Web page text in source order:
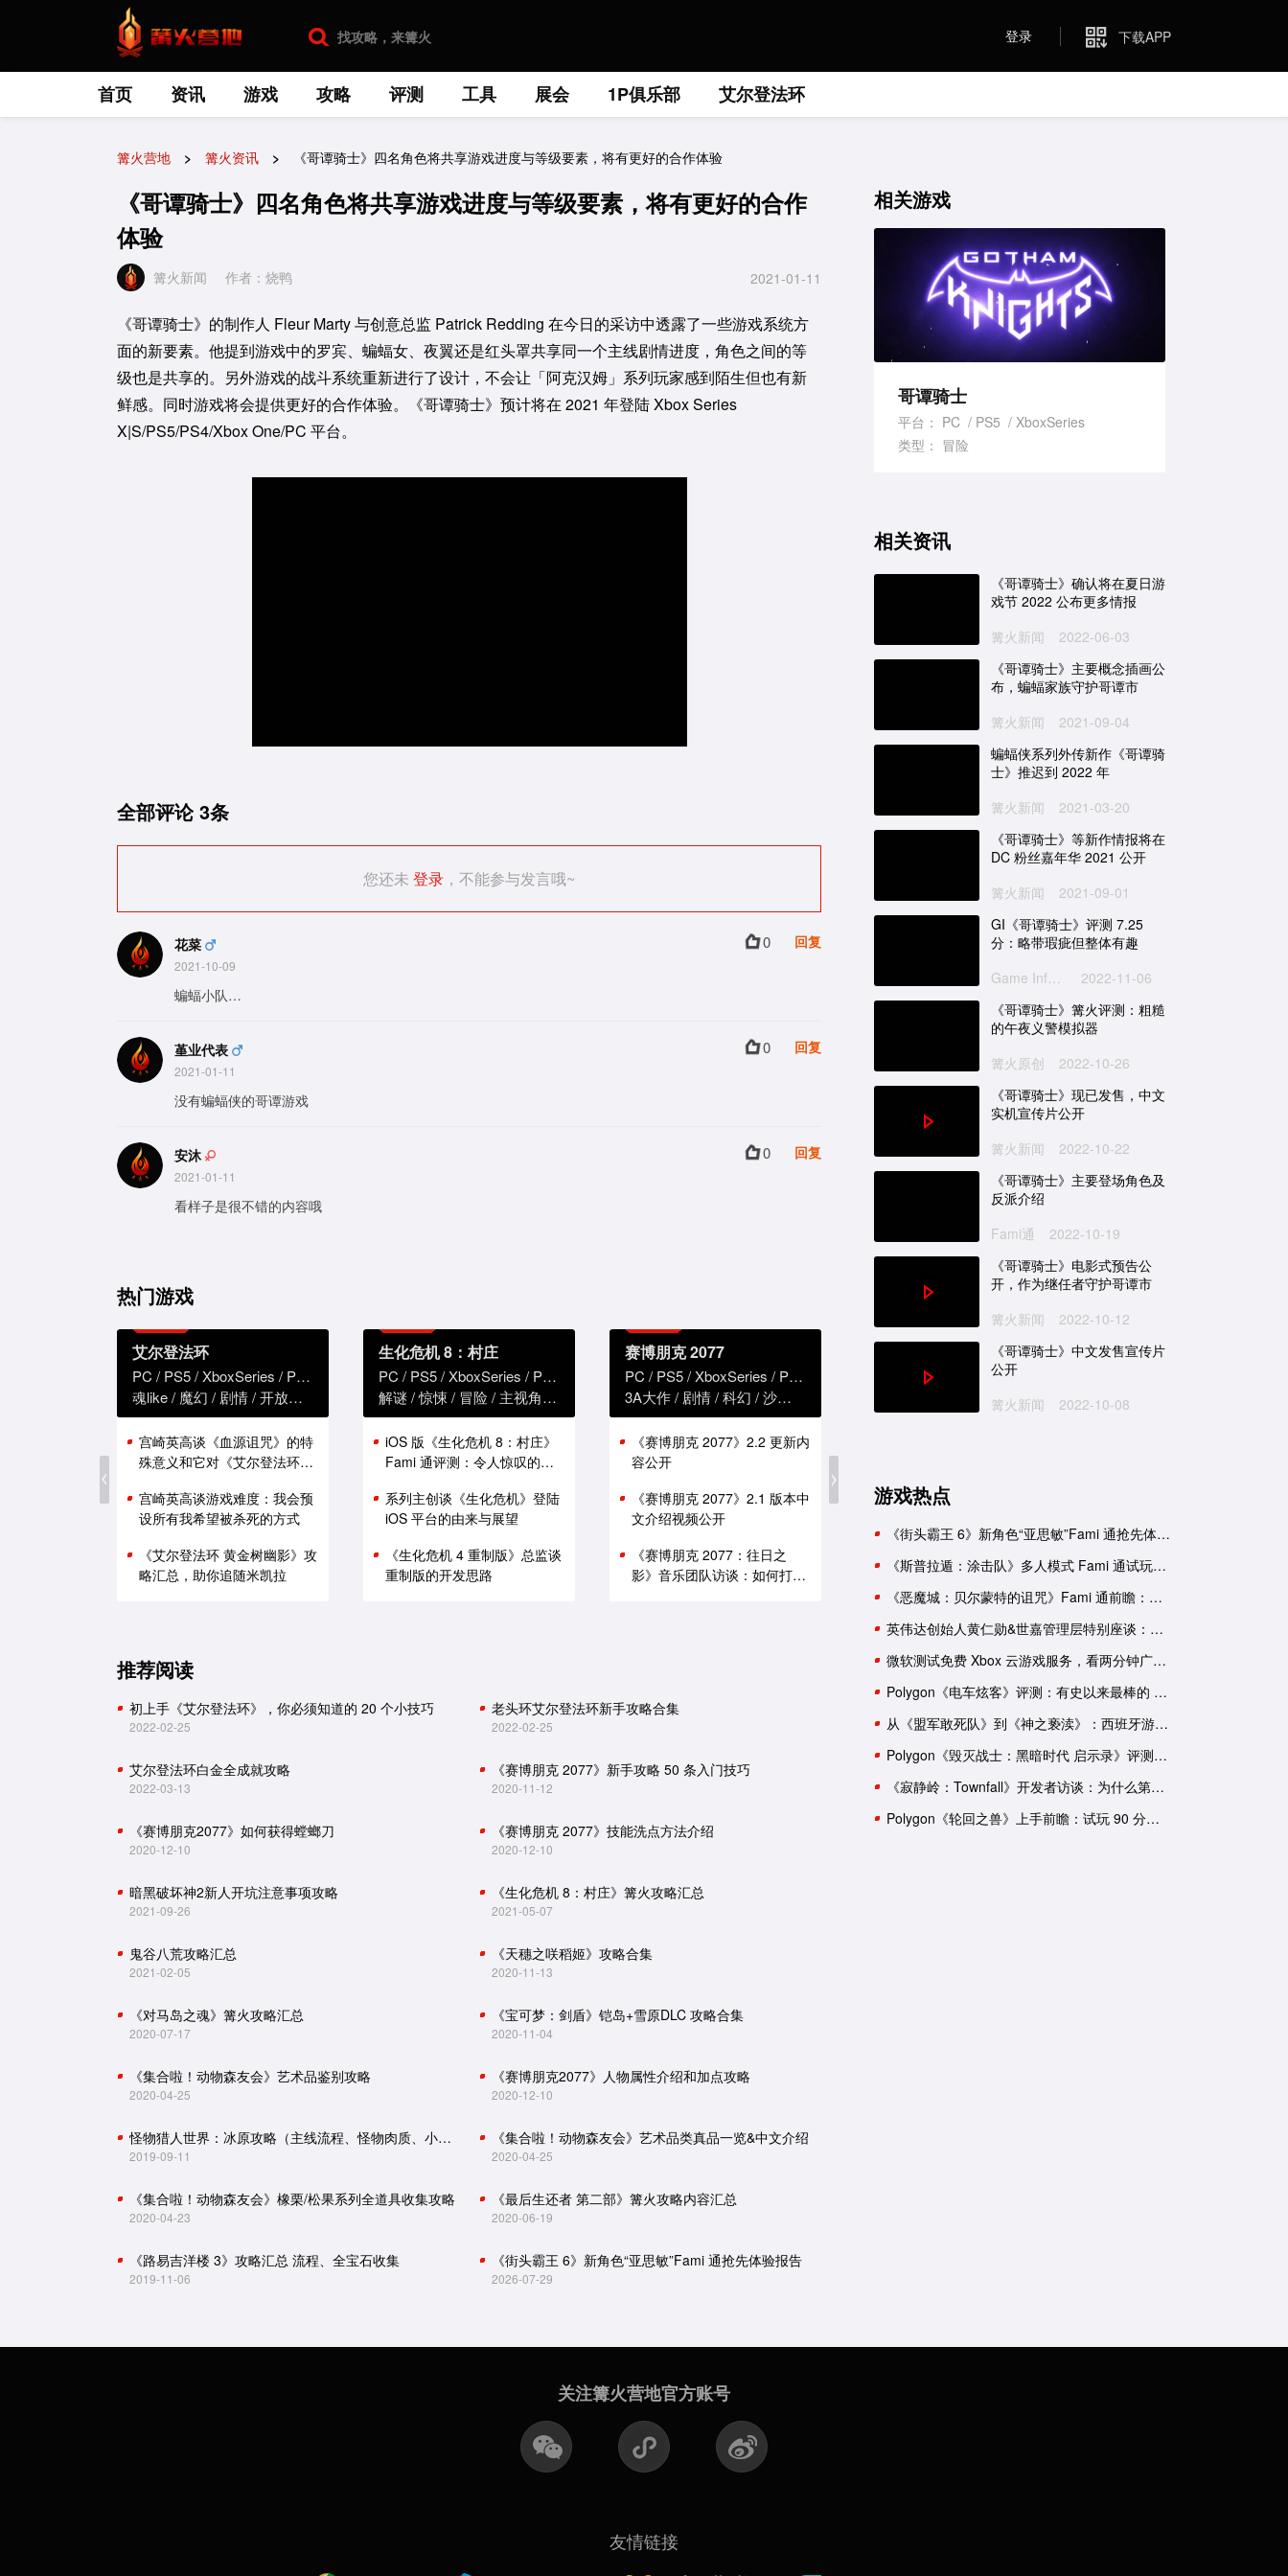
登录 下载APP
首页 资讯 游戏 攻略 评测 工具 展会 1P俱乐部 艾尔登法环
篝火营地 篝火资讯 《哥谭骑士》四名角色将共享游戏进度与等级要素，将有更好的合作体验
《哥谭骑士》四名角色将共享游戏进度与等级要素，将有更好的合作
体验
篝火新闻 作者：烧鸭 2021-01-11
《哥谭骑士》的制作人 Fleur Marty 与创意总监 Patrick Redding 在今日的采访中透露了一些游戏系统方
面的新要素。他提到游戏中的罗宾、蝙蝠女、夜翼还是红头罩共享同一个主线剧情进度，角色之间的等
级也是共享的。另外游戏的战斗系统重新进行了设计，不会让「阿克汉姆」系列玩家感到陌生但也有新
鲜感。同时游戏将会提供更好的合作体验。《哥谭骑士》预计将在 2021 年登陆 Xbox Series
X|S/PS5/PS4/Xbox One/PC 平台。
全部评论 3条
您还未 登录 ，不能参与发言哦~
花菜
2021-10-09
0 回复
蝙蝠小队…
堇业代表
2021-01-11
0 回复
没有蝙蝠侠的哥谭游戏
安沐
2021-01-11
0 回复
看样子是很不错的内容哦
热门游戏
艾尔登法环
PC PS5 XboxSeries PS4
XboxOne
魂like
魔幻 剧情 开放世界
宫崎英高谈《血源诅咒》的特
殊意义和它对《艾尔登法环》
宫崎英高谈游戏难度：我会预
设所有我希望被杀死的方式
《艾尔登法环 黄金树幽影》攻
略汇总，助你追随米凯拉
生化危机 8：村庄
PC PS5 XboxSeries PS4
XboxOne
解谜 惊悚 冒险 主视角 恐怖
iOS 版《生化危机 8：村庄》
Fami 通评测：令人惊叹的性
系列主创谈《生化危机》登陆
iOS 平台的由来与展望
《生化危机 4 重制版》总监谈
重制版的开发思路
赛博朋克 2077
PC PS5 XboxSeries PS4
3A大作
剧情 科幻 沙盒
《赛博朋克 2077》2.2 更新内
容公开
《赛博朋克 2077》2.1 版本中
文介绍视频公开
《赛博朋克 2077：往日之
影》音乐团队访谈：如何打造
宝可梦传说 阿尔宙斯
神话 剧情 养成 第三人称
《宝可梦 朱／紫》需要配音
本限定联名球鞋
刺客信条：英灵殿
3A大作
平台
金会员游戏促销阵容公布
推荐阅读
初上手《艾尔登法环》，你必须知道的 20 个小技巧
2022-02-25
老头环艾尔登法环新手攻略合集
2022-02-25
艾尔登法环白金全成就攻略
2022-03-13
《赛博朋克 2077》新手攻略 50 条入门技巧
2020-11-12
《赛博朋克2077》如何获得螳螂刀
2020-12-10
《赛博朋克 2077》技能洗点方法介绍
2020-12-10
暗黑破坏神2新人开坑注意事项攻略
2021-09-26
《生化危机 8：村庄》篝火攻略汇总
2021-05-07
鬼谷八荒攻略汇总
2021-02-05
《天穗之咲稻姬》攻略合集
2020-11-13
《对马岛之魂》篝火攻略汇总
2020-07-17
《宝可梦：剑盾》铠岛+雪原DLC 攻略合集
2020-11-04
《集合啦！动物森友会》艺术品鉴别攻略
2020-04-25
《赛博朋克2077》人物属性介绍和加点攻略
2020-12-10
怪物猎人世界：冰原攻略（主线流程、怪物肉质、小技巧）
2019-09-11
《集合啦！动物森友会》艺术品类真品一览&中文介绍
2020-04-25
《集合啦！动物森友会》橡栗/松果系列全道具收集攻略
2020-04-23
《最后生还者 第二部》篝火攻略内容汇总
2020-06-19
《路易吉洋楼 3》攻略汇总 流程、全宝石收集
2019-11-06
《街头霸王 6》新角色“亚思敏”Fami 通抢先体验报告
2026-07-29
相关资讯
《哥谭骑士》确认将在夏日游
戏节 2022 公布更多情报
篝火新闻
2022-06-03
《哥谭骑士》主要概念插画公
布，蝙蝠家族守护哥谭市
篝火新闻
2021-09-04
蝙蝠侠系列外传新作《哥谭骑
士》推迟到 2022 年
篝火新闻
2021-03-20
《哥谭骑士》等新作情报将在
DC 粉丝嘉年华 2021 公开
篝火新闻
2021-09-01
GI《哥谭骑士》评测 7.25
分：略带瑕疵但整体有趣
2022-11-06
《哥谭骑士》篝火评测：粗糙
的午夜义警模拟器
篝火原创
2022-10-26
《哥谭骑士》现已发售，中文
实机宣传片公开
篝火新闻
2022-10-22
《哥谭骑士》主要登场角色及
反派介绍
Fami通
2022-10-19
《哥谭骑士》电影式预告公
开，作为继任者守护哥谭市
篝火新闻
2022-10-12
《哥谭骑士》中文发售宣传片
公开
篝火新闻
2022-10-08
相关游戏
哥谭骑士
平台： PC PS5
XboxSeries
类型： 冒险
游戏热点
《街头霸王 6》新角色“亚思敏”Fami 通抢先体验报告
《斯普拉遁：涂击队》多人模式 Fami 通试玩：与好友并肩推进故事
《恶魔城：贝尔蒙特的诅咒》Fami 通前瞻：要素杂糅的新生《恶魔城》
英伟达创始人黄仁勋&世嘉管理层特别座谈：一次改变命运的邂逅
微软测试免费 Xbox 云游戏服务，看两分钟广告可用一小时
Polygon《电车炫客》评测：有史以来最棒的 3D 索尼克游戏！
从《盟军敢死队》到《神之亵渎》：西班牙游戏工作室盘点
Polygon《毁灭战士：黑暗时代 启示录》评测：轰轰烈烈的谢幕演出？
《寂静岭：Townfall》开发者访谈：为什么第一人称比第三人称恐怖
Polygon《轮回之兽》上手前瞻：试玩 90 分钟后，我依然有一肚子疑惑
关注篝火营地官方账号
友情链接